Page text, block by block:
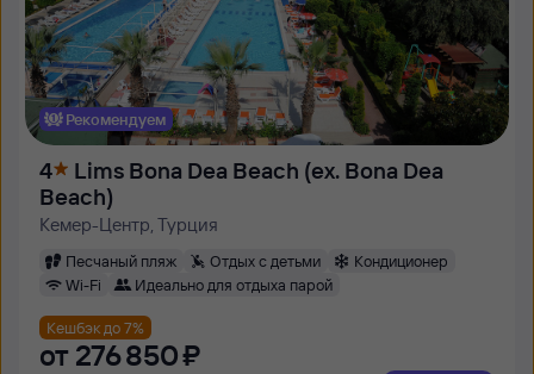
Рекомендуем
4
Lims Bona Dea Beach (ex. Bona Dea
Beach)
Кемер-Центр, Турция
Песчаный пляж Отдых с детьми
Кондиционер
Wi-Fi
Идеально для отдыха парой
Кешбэк до 7%
от 276 ⁠850 ⁠₽